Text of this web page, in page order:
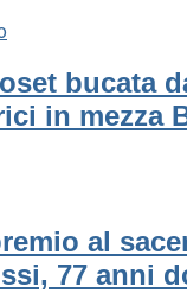
bucata
in mezza
al
77 anni